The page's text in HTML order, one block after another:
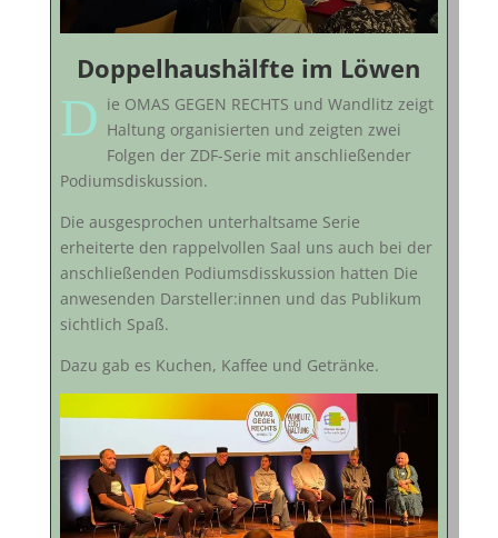
Doppelhaushälfte im Löwen
D ie OMAS GEGEN RECHTS und Wandlitz zeigt
Haltung organisierten und zeigten zwei
Folgen der ZDF-Serie mit anschließender
Podiumsdiskussion.
Die ausgesprochen unterhaltsame Serie
erheiterte den rappelvollen Saal uns auch bei der
anschließenden Podiumsdisskussion hatten Die
anwesenden Darsteller:innen und das Publikum
sichtlich Spaß.
Dazu gab es Kuchen, Kaffee und Getränke.